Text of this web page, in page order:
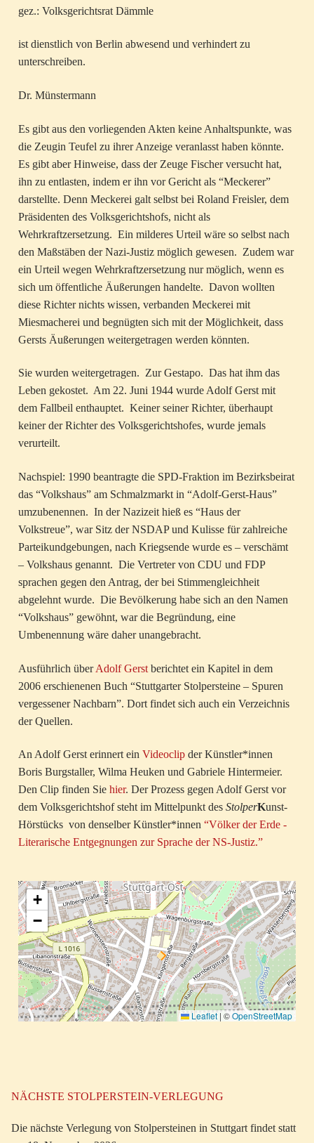
gez.: Volksgerichtsrat Dämmle
ist dienstlich von Berlin abwesend und verhindert zu
unterschreiben.
Dr. Münstermann
Es gibt aus den vorliegenden Akten keine Anhaltspunkte, was
die Zeugin Teufel zu ihrer Anzeige veranlasst haben könnte.
Es gibt aber Hinweise, dass der Zeuge Fischer versucht hat,
ihn zu entlasten, indem er ihn vor Gericht als “Meckerer”
darstellte. Denn Meckerei galt selbst bei Roland Freisler, dem
Präsidenten des Volksgerichtshofs, nicht als
Wehrkraftzersetzung. Ein milderes Urteil wäre so selbst nach
den Maßstäben der Nazi-Justiz möglich gewesen. Zudem war
ein Urteil wegen Wehrkraftzersetzung nur möglich, wenn es
sich um öffentliche Äußerungen handelte. Davon wollten
diese Richter nichts wissen, verbanden Meckerei mit
Miesmacherei und begnügten sich mit der Möglichkeit, dass
Gersts Äußerungen weitergetragen werden könnten.
Sie wurden weitergetragen. Zur Gestapo. Das hat ihm das
Leben gekostet. Am 22. Juni 1944 wurde Adolf Gerst mit
dem Fallbeil enthauptet. Keiner seiner Richter, überhaupt
keiner der Richter des Volksgerichtshofes, wurde jemals
verurteilt.
Nachspiel: 1990 beantragte die SPD-Fraktion im Bezirksbeirat
das “Volkshaus” am Schmalzmarkt in “Adolf-Gerst-Haus”
umzubenennen. In der Nazizeit hieß es “Haus der
Volkstreue”, war Sitz der NSDAP und Kulisse für zahlreiche
Parteikundgebungen, nach Kriegsende wurde es – verschämt
– Volkshaus genannt. Die Vertreter von CDU und FDP
sprachen gegen den Antrag, der bei Stimmengleichheit
abgelehnt wurde. Die Bevölkerung habe sich an den Namen
“Volkshaus” gewöhnt, war die Begründung, eine
Umbenennung wäre daher unangebracht.
Ausführlich überAdolf Gerst berichtet ein Kapitel in dem
2006 erschienenen Buch “Stuttgarter Stolpersteine – Spuren
vergessener Nachbarn”. Dort findet sich auch ein Verzeichnis
der Quellen.
An Adolf Gerst erinnert ein Videoclip der Künstler*innen
Boris Burgstaller, Wilma Heuken und Gabriele Hintermeier.
Den Clip finden Sie hier. Der Prozess gegen Adolf Gerst vor
dem Volksgerichtshof steht im Mittelpunkt des StolperKunst-
Hörstücks von denselber Künstler*innen “Völker der Erde -
Literarische Entgegnungen zur Sprache der NS-Justiz.”
+
−
Leaflet | ©OpenStreetMap
NÄCHSTE STOLPERSTEIN-VERLEGUNG
Die nächste Verlegung von Stolpersteinen in Stuttgart findet statt